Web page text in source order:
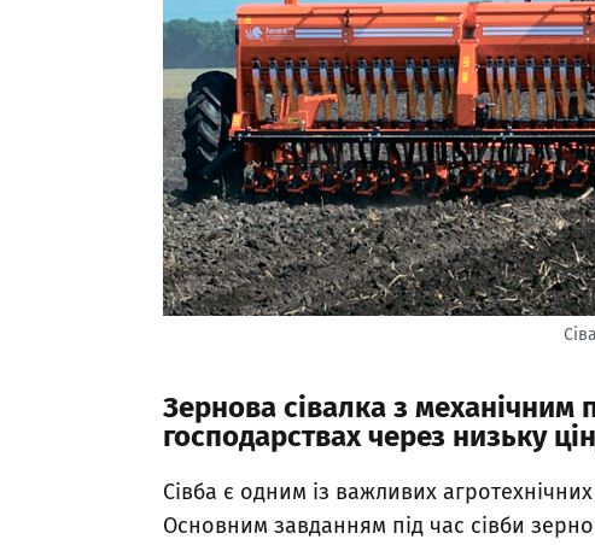
Зернова сівалка з
господарствах через низьку
Сівба є одним із важливих
Основним завданням під час сівби